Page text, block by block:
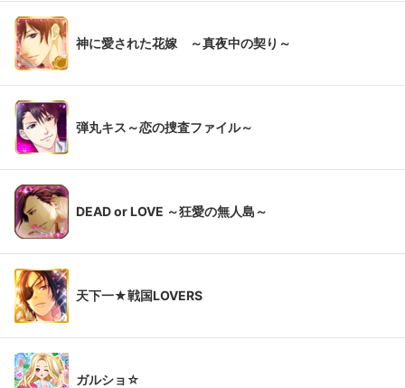
神に愛された花嫁 ～真夜中の契り～
弾丸キス～恋の捜査ファイル～
DEAD or LOVE ～狂愛の無人島～
天下一★戦国LOVERS
ガルショ☆